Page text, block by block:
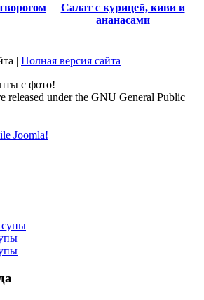
Салат с курицей, киви и
ананасами
| Полная версия сайта
с фото!
released under the GNU General Public
Joomla!